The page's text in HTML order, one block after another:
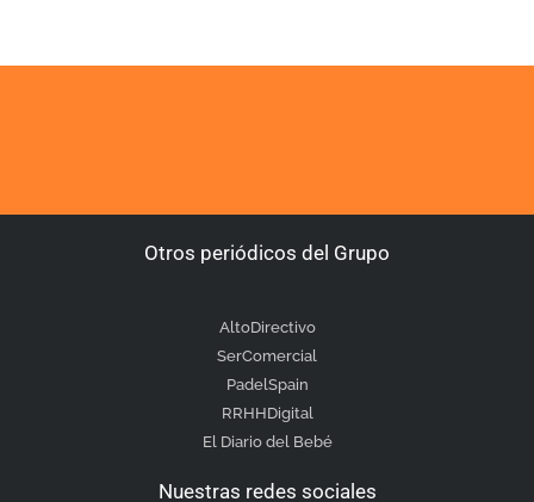
Otros periódicos del Grupo
AltoDirectivo
SerComercial
PadelSpain
RRHHDigital
El Diario del Bebé
Nuestras redes sociales